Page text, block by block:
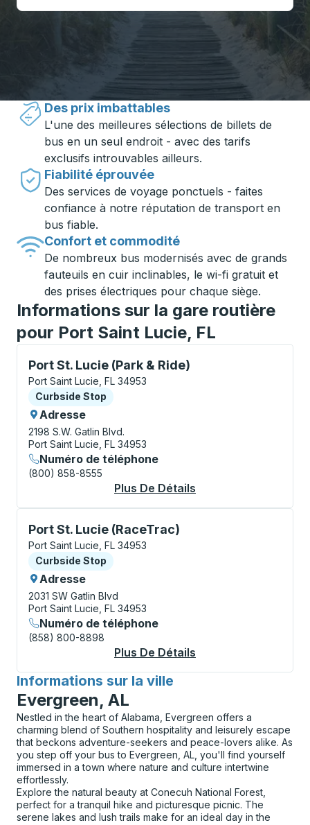
Voyager en toute simplicité avec
Des prix imbattables
L'une des meilleures sélections de billets de
bus en un seul endroit - avec des tarifs
exclusifs introuvables ailleurs.
Fiabilité éprouvée
Des services de voyage ponctuels - faites
confiance à notre réputation de transport en
bus fiable.
Confort et commodité
De nombreux bus modernisés avec de grands
fauteuils en cuir inclinables, le wi-fi gratuit et
des prises électriques pour chaque siège.
Informations sur la gare routière
pour Port Saint Lucie, FL
Port St. Lucie (Park & Ride)
Curbside Stop, utilisez les touches fléchées ou la
Port Saint Lucie, FL 34953
Curbside Stop
Curbside Stop
Adresse
2198 S.W. Gatlin Blvd.
Port Saint Lucie, FL 34953
Numéro de téléphone
(800) 858-8555
Plus De Détails
Port St. Lucie (RaceTrac)
Curbside Stop, utilisez les touches fléchées ou la
Port Saint Lucie, FL 34953
Curbside Stop
Curbside Stop
Adresse
2031 SW Gatlin Blvd
Port Saint Lucie, FL 34953
Numéro de téléphone
(858) 800-8898
Plus De Détails
Informations sur la ville
pour
Evergreen, AL
Nestled in the heart of Alabama, Evergreen offers a
charming blend of Southern hospitality and leisurely escape
that beckons adventure-seekers and peace-lovers alike. As
you step off your bus to Evergreen, AL, you'll find yourself
immersed in a town where nature and culture intertwine
effortlessly.
Explore the natural beauty at Conecuh National Forest,
perfect for a tranquil hike and picturesque picnic. The
serene lakes and lush trails make for an ideal day in the